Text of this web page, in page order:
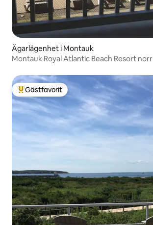
Ägarlägenhet i Montauk
Montauk Royal Atlantic Beach Resort norr
Populär gästfavorit
Gästfavorit